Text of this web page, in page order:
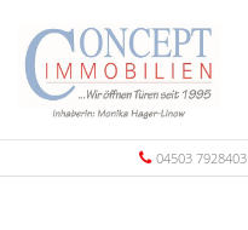
04503 7928403